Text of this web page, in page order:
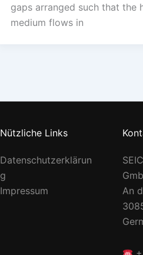
gaps arranged such that the
medium flows in
Nützliche Links
Datenschutzerklärun
g
Impressum
An